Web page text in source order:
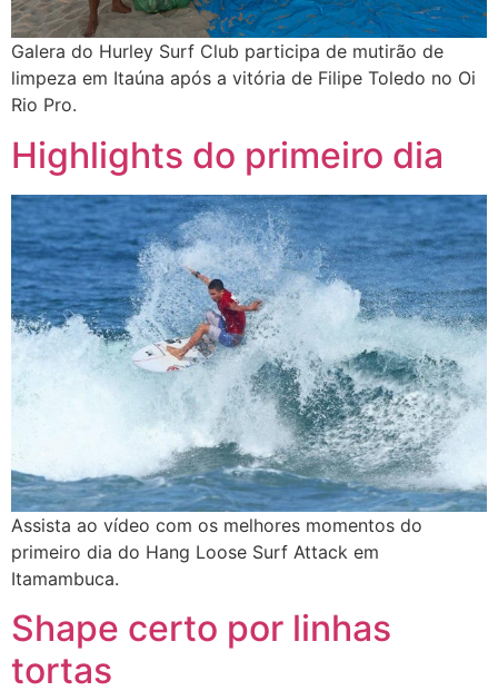
Galera do Hurley Surf Club participa de mutirão de
limpeza em Itaúna após a vitória de Filipe Toledo no Oi
Rio Pro.
Highlights do primeiro dia
Assista ao vídeo com os melhores momentos do
primeiro dia do Hang Loose Surf Attack em
Itamambuca.
Shape certo por linhas
tortas